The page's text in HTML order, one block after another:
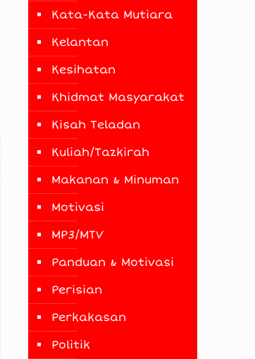
Kata-Kata Mutiara
Kelantan
Kesihatan
Khidmat Masyarakat
Kisah Teladan
Kuliah/Tazkirah
Makanan & Minuman
Motivasi
MP3/MTV
Panduan & Motivasi
Perisian
Perkakasan
Politik